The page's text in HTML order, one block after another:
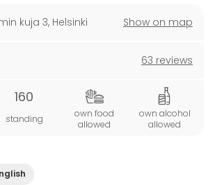
kuja 3, Helsinki Show on map
63 reviews
160
standing
own food
allowed
own alcohol
allowed